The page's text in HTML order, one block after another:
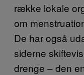
række lokale
om
De har også
siderne
drenge – den